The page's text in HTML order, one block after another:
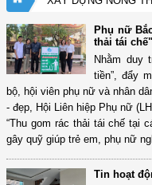
Phụ nữ
thải tái
Nhằm duy
tiền”, đẩy
bộ, hội viên phụ nữ và nhân
- đẹp, Hội Liên hiệp Phụ nữ
“Thu gom rác thải tái chế tại
gây quỹ giúp trẻ em, phụ nữ
Tin hoạt